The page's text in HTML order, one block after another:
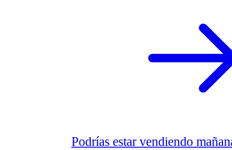
Podrías estar vendiendo